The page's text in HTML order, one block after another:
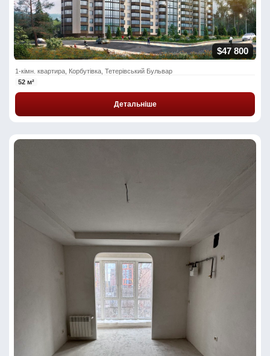
$47 800
1-кімн. квартира, Корбутівка, Тетерівський Бульвар
52 м²
Детальніше